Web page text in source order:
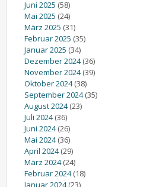
Juni 2025 (58)
Mai 2025 (24)
März 2025 (31)
Februar 2025 (35)
Januar 2025 (34)
Dezember 2024(36)
November 2024(39)
Oktober 2024(38)
September 2024(35)
August 2024(23)
Juli 2024(36)
Juni 2024(26)
Mai 2024(36)
April 2024(29)
März 2024(24)
Februar 2024(18)
Januar 2024(23)